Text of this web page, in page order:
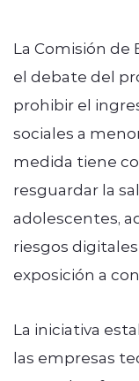
La Comisión de
el debate del
prohibir el
sociales a
medida tiene
resguardar la
adolescentes,
riesgos
exposición a
La iniciativa
las empresas